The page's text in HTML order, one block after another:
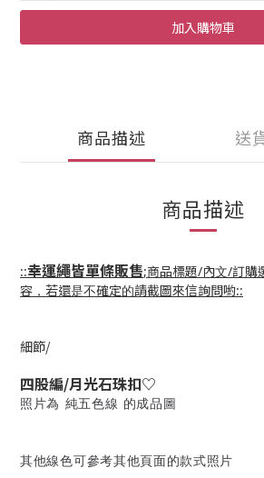
加入購物車
商品描述 送
商品描述
::幸運繩皆單條販售;商品標題/內文/訂購
容，若還是不確定的請截圖來信詢問喲::
細節/
四股編/月光石珠扣♡
照片為 純五色線 的成品圖
其他線色可參考其他頁面的款式照片